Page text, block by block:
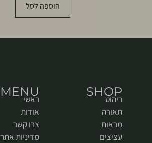
הוספה לסל
SHOP
ריהוט
תאורה
מראות
עציצים
MENU
ראשי
אודות
צרו קשר
מדיניות אתר